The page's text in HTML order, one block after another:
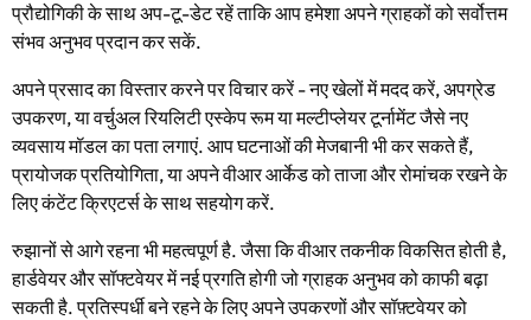
प्रौद्योगिकी के साथ अप-टू-डेट रहें ताकि आप हमेशा अपने ग्राहकों को सर्वोत्तम
संभव अनुभव प्रदान कर सकें.
अपने प्रसाद का विस्तार करने पर विचार करें - नए खेलों में मदद करें, अपग्रेड
उपकरण, या वर्चुअल रियलिटी एस्केप रूम या मल्टीप्लेयर टूर्नामेंट जैसे नए
व्यवसाय मॉडल का पता लगाएं. आप घटनाओं की मेजबानी भी कर सकते हैं,
प्रायोजक प्रतियोगिता, या अपने वीआर आर्केड को ताजा और रोमांचक रखने के
लिए कंटेंट क्रिएटर्स के साथ सहयोग करें.
रुझानों से आगे रहना भी महत्वपूर्ण है. जैसा कि वीआर तकनीक विकसित होती है,
हार्डवेयर और सॉफ्टवेयर में नई प्रगति होगी जो ग्राहक अनुभव को काफी बढ़ा
सकती है. प्रतिस्पर्धी बने रहने के लिए अपने उपकरणों और सॉफ़्टवेयर को